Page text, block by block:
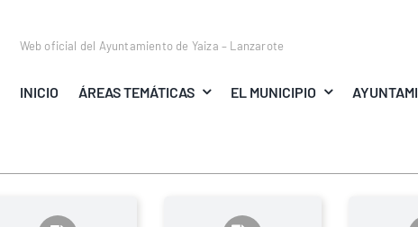
Web oficial del Ayuntamiento de Yaiza – Lanzarote
INICIO ÁREAS TEMÁTICAS EL MUNICIPIO